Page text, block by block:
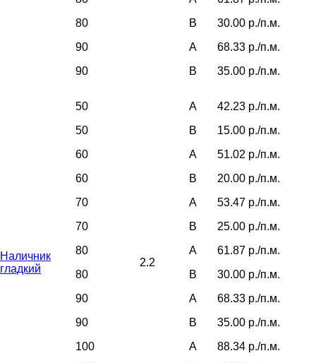
80
90
90
B
A
B
30.00 р./п.м.
68.33 р./п.м.
35.00 р./п.м.
Наличник
гладкий
50
50
60
60
70
70
80
80
90
90
100
2.2
A
B
A
B
A
B
A
B
A
B
A
42.23 р./п.м.
15.00 р./п.м.
51.02 р./п.м.
20.00 р./п.м.
53.47 р./п.м.
25.00 р./п.м.
61.87 р./п.м.
30.00 р./п.м.
68.33 р./п.м.
35.00 р./п.м.
88.34 р./п.м.